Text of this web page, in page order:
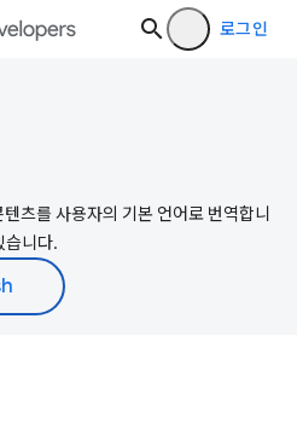
로그인
츠를 사용자의 기본 언어로 번역합니
습니다.